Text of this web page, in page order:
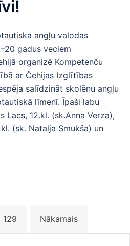
angļu valodas
gadus veciem
organizē Kompetenču
ar Čehijas Izglītības
salīdzināt skolēnu angļu
līmenī. Īpaši labu
Lacs, 12.kl. (sk.Anna Verza),
(sk. Nataļja Smukša) un
129 Nākamais